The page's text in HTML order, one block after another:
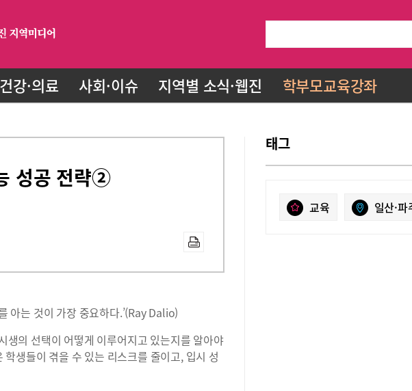
건강·의료 사회·이슈 지역별 소식·웹진 학부모교육강좌
성공 전략②
아는 것이 가장 중요하다.’(Ray Dalio)
생의 선택이 어떻게 이루어지고 있는지를 알아야
생들이 겪을 수 있는 리스크를 줄이고, 입시 성
태그
교육 일산·파